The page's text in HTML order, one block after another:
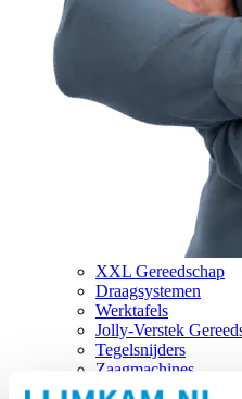
XXL Gereedschap
Draagsystemen
Werktafels
Jolly-Verstek
Tegelsnijders
Zaagmachines
Merken